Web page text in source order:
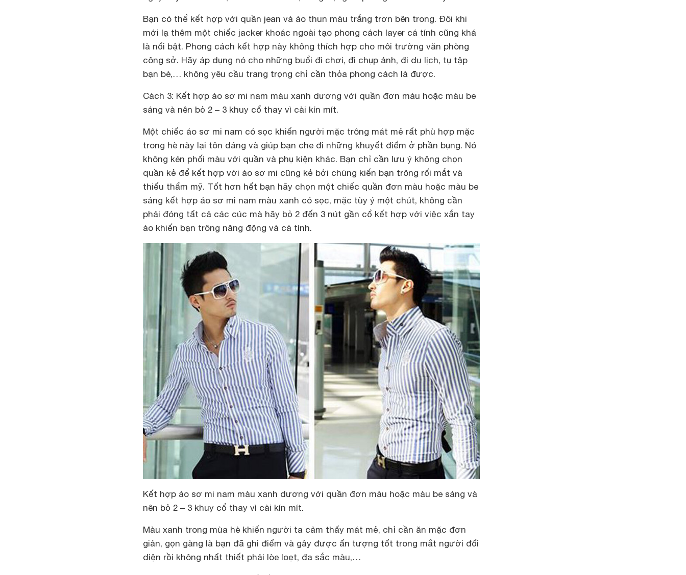
Bạn có thể kết hợp với quần jean và áo thun màu trắng trơn bên trong. Đôi khi
mới lạ thêm một chiếc jacker khoác ngoài tạo phong cách layer cá tính cũng khá
là nổi bật. Phong cách kết hợp này không thích hợp cho môi trường văn phòng
công sở. Hãy áp dụng nó cho những buổi đi chơi, đi chụp ảnh, đi du lịch, tụ tập
bạn bè,… không yêu cầu trang trọng chỉ cần thỏa phong cách là được.
Cách 3: Kết hợp áo sơ mi nam màu xanh dương với quần đơn màu hoặc màu be
sáng và nên bỏ 2 – 3 khuy cổ thay vì cài kín mít.
Một chiếc áo sơ mi nam có sọc khiến người mặc trông mát mẻ rất phù hợp mặc
trong hè này lại tôn dáng và giúp bạn che đi những khuyết điểm ở phần bụng. Nó
không kén phối màu với quần và phụ kiện khác. Bạn chỉ cần lưu ý không chọn
quần kẻ để kết hợp với áo sơ mi cũng kẻ bởi chúng kiến bạn trông rối mắt và
thiếu thẩm mỹ. Tốt hơn hết bạn hãy chọn một chiếc quần đơn màu hoặc màu be
sáng kết hợp áo sơ mi nam màu xanh có sọc, mặc tùy ý một chút, không cần
phải đóng tất cả các cúc mà hãy bỏ 2 đến 3 nút gần cổ kết hợp với việc xắn tay
áo khiến bạn trông năng động và cá tính.
Kết hợp áo sơ mi nam màu xanh dương với quần đơn màu hoặc màu be sáng và
nên bỏ 2 – 3 khuy cổ thay vì cài kín mít.
Màu xanh trong mùa hè khiến người ta cảm thấy mát mẻ, chỉ cần ăn mặc đơn
giản, gọn gàng là bạn đã ghi điểm và gây được ấn tượng tốt trong mắt người đối
diện rồi không nhất thiết phải lòe loẹt, đa sắc màu,…